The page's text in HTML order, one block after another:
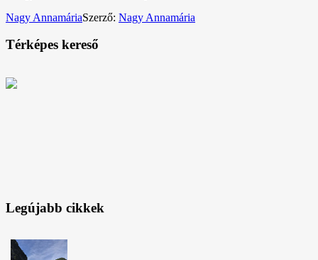
Nagy AnnamáriaSzerző: Nagy Annamária
Térképes kereső
Legújabb cikkek